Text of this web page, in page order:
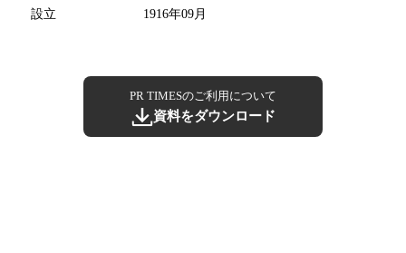
設立
1916年09月
PR TIMESのご利用について
資料をダウンロード